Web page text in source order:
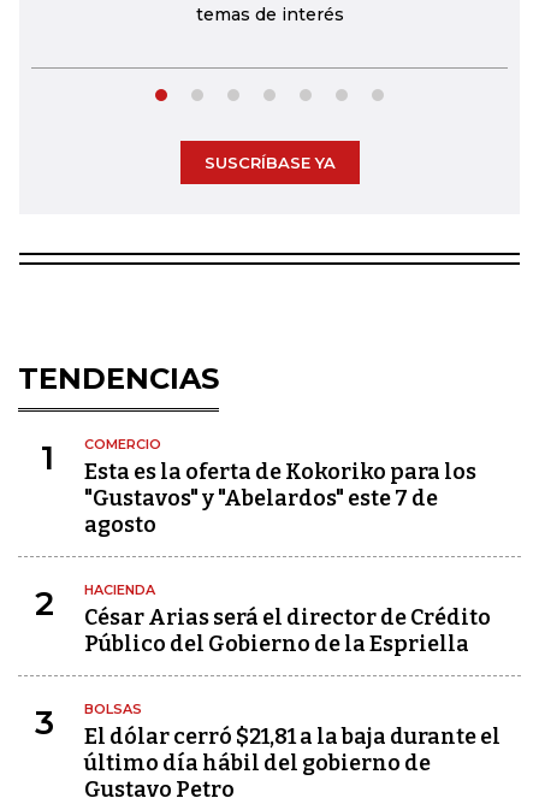
temas de interés
SUSCRÍBASE YA
TENDENCIAS
1 COMERCIO
Esta es la oferta de Kokoriko para los
"Gustavos" y "Abelardos" este 7 de
agosto
2 HACIENDA
César Arias será el director de Crédito
Público del Gobierno de la Espriella
3 BOLSAS
El dólar cerró $21,81 a la baja durante el
último día hábil del gobierno de
Gustavo Petro